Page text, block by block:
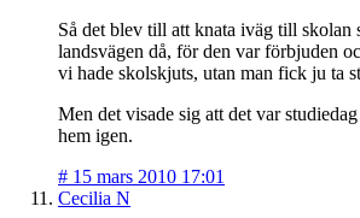
Så det blev till att knata iväg till skolan
landsvägen då, för den var förbjuden
vi hade skolskjuts, utan man fick ju ta
Men det visade sig att det var
hem igen.
# 15 mars 2010 17:01
Cecilia N